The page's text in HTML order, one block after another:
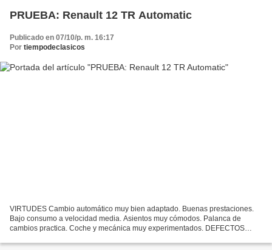
PRUEBA: Renault 12 TR Automatic
Publicado en 07/10/p. m. 16:17
Por tiempodeclasicos
VIRTUDES Cambio automático muy bien adaptado. Buenas prestaciones.
Bajo consumo a velocidad media. Asientos muy cómodos. Palanca de
cambios practica. Coche y mecánica muy experimentados. DEFECTOS